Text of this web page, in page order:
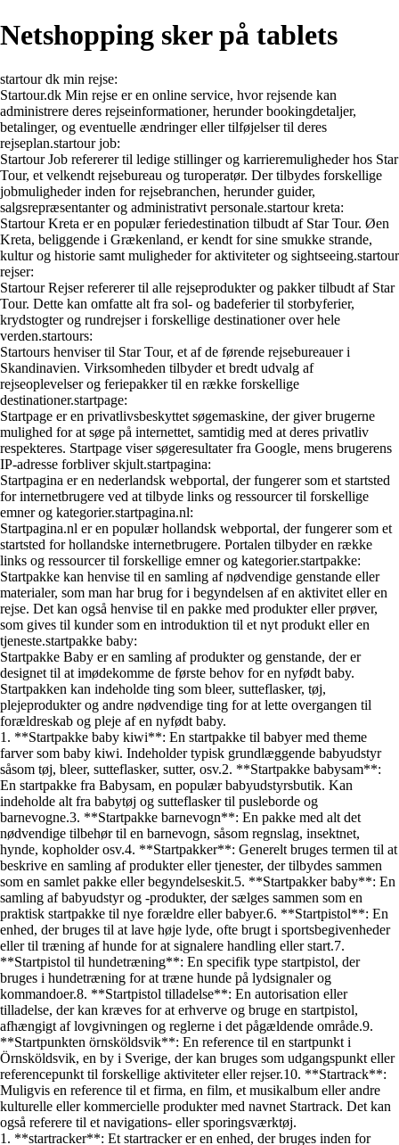
Netshopping sker på tablets
startour dk min rejse:
Startour.dk Min rejse er en online service, hvor rejsende kan
administrere deres rejseinformationer, herunder bookingdetaljer,
betalinger, og eventuelle ændringer eller tilføjelser til deres
rejseplan.startour job:
Startour Job refererer til ledige stillinger og karrieremuligheder hos Star
Tour, et velkendt rejsebureau og turoperatør. Der tilbydes forskellige
jobmuligheder inden for rejsebranchen, herunder guider,
salgsrepræsentanter og administrativt personale.startour kreta:
Startour Kreta er en populær feriedestination tilbudt af Star Tour. Øen
Kreta, beliggende i Grækenland, er kendt for sine smukke strande,
kultur og historie samt muligheder for aktiviteter og sightseeing.startour
rejser:
Startour Rejser refererer til alle rejseprodukter og pakker tilbudt af Star
Tour. Dette kan omfatte alt fra sol- og badeferier til storbyferier,
krydstogter og rundrejser i forskellige destinationer over hele
verden.startours:
Startours henviser til Star Tour, et af de førende rejsebureauer i
Skandinavien. Virksomheden tilbyder et bredt udvalg af
rejseoplevelser og feriepakker til en række forskellige
destinationer.startpage:
Startpage er en privatlivsbeskyttet søgemaskine, der giver brugerne
mulighed for at søge på internettet, samtidig med at deres privatliv
respekteres. Startpage viser søgeresultater fra Google, mens brugerens
IP-adresse forbliver skjult.startpagina:
Startpagina er en nederlandsk webportal, der fungerer som et startsted
for internetbrugere ved at tilbyde links og ressourcer til forskellige
emner og kategorier.startpagina.nl:
Startpagina.nl er en populær hollandsk webportal, der fungerer som et
startsted for hollandske internetbrugere. Portalen tilbyder en række
links og ressourcer til forskellige emner og kategorier.startpakke:
Startpakke kan henvise til en samling af nødvendige genstande eller
materialer, som man har brug for i begyndelsen af en aktivitet eller en
rejse. Det kan også henvise til en pakke med produkter eller prøver,
som gives til kunder som en introduktion til et nyt produkt eller en
tjeneste.startpakke baby:
Startpakke Baby er en samling af produkter og genstande, der er
designet til at imødekomme de første behov for en nyfødt baby.
Startpakken kan indeholde ting som bleer, sutteflasker, tøj,
plejeprodukter og andre nødvendige ting for at lette overgangen til
forældreskab og pleje af en nyfødt baby.
1. **Startpakke baby kiwi**: En startpakke til babyer med theme
farver som baby kiwi. Indeholder typisk grundlæggende babyudstyr
såsom tøj, bleer, sutteflasker, sutter, osv.2. **Startpakke babysam**:
En startpakke fra Babysam, en populær babyudstyrsbutik. Kan
indeholde alt fra babytøj og sutteflasker til pusleborde og
barnevogne.3. **Startpakke barnevogn**: En pakke med alt det
nødvendige tilbehør til en barnevogn, såsom regnslag, insektnet,
hynde, kopholder osv.4. **Startpakker**: Generelt bruges termen til at
beskrive en samling af produkter eller tjenester, der tilbydes sammen
som en samlet pakke eller begyndelseskit.5. **Startpakker baby**: En
samling af babyudstyr og -produkter, der sælges sammen som en
praktisk startpakke til nye forældre eller babyer.6. **Startpistol**: En
enhed, der bruges til at lave høje lyde, ofte brugt i sportsbegivenheder
eller til træning af hunde for at signalere handling eller start.7.
**Startpistol til hundetræning**: En specifik type startpistol, der
bruges i hundetræning for at træne hunde på lydsignaler og
kommandoer.8. **Startpistol tilladelse**: En autorisation eller
tilladelse, der kan kræves for at erhverve og bruge en startpistol,
afhængigt af lovgivningen og reglerne i det pågældende område.9.
**Startpunkten örnsköldsvik**: En reference til en startpunkt i
Örnsköldsvik, en by i Sverige, der kan bruges som udgangspunkt eller
referencepunkt til forskellige aktiviteter eller rejser.10. **Startrack**:
Muligvis en reference til et firma, en film, et musikalbum eller andre
kulturelle eller kommercielle produkter med navnet Startrack. Det kan
også referere til et navigations- eller sporingsværktøj.
1. **startracker**: Et startracker er en enhed, der bruges inden for